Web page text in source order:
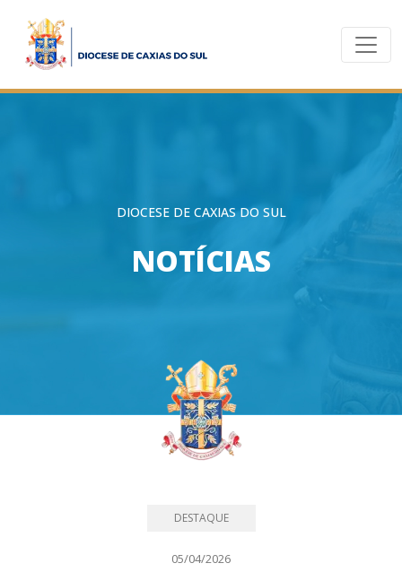
DIOCESE DE CAXIAS DO SUL
NOTÍCIAS
DESTAQUE
05/04/2026